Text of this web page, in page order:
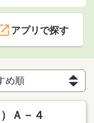
アプリで探す
Ａ－４